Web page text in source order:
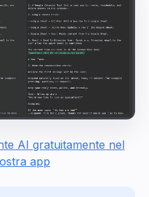
AI gratuitamente nel
app